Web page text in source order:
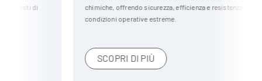
chimiche, offrendo sicurezza, efficienza e resistenza anche in
condizioni operative estreme.
SCOPRI DI PIÙ